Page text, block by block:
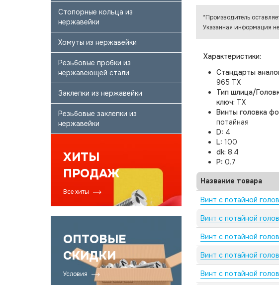
Стопорные кольца из
нержавейки
Хомуты из нержавейки
Резьбовые пробки из
нержавеющей стали
Заклепки из нержавейки
Резьбовые заклепки из
нержавейки
ХИТЫ
ПРОДАЖ
Все хиты
ОПТОВЫЕ
СКИДКИ
Условия
Характеристики:
Стандарты
965 TX
Тип шлица/
ключ: TX
Винты головка
потайная
D: 4
L: 100
dk: 8.4
P: 0.7
*Производитель
Указанная информация
Название товара
Винт с потайной
Винт с потайной
Винт с потайной
Винт с потайной
Винт с потайной